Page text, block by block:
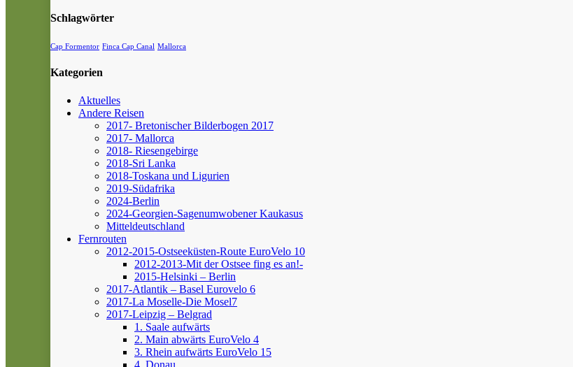
Schlagwörter
Cap Formentor Finca Cap Canal Mallorca
Kategorien
Aktuelles
Andere Reisen
2017- Bretonischer Bilderbogen 2017
2017- Mallorca
2018- Riesengebirge
2018-Sri Lanka
2018-Toskana und Ligurien
2019-Südafrika
2024-Berlin
2024-Georgien-Sagenumwobener Kaukasus
Mitteldeutschland
Fernrouten
2012-2015-Ostseeküsten-Route EuroVelo 10
2012-2013-Mit der Ostsee fing es an!-
2015-Helsinki – Berlin
2017-Atlantik – Basel Eurovelo 6
2017-La Moselle-Die Mosel7
2017-Leipzig – Belgrad
1. Saale aufwärts
2. Main abwärts EuroVelo 4
3. Rhein aufwärts EuroVelo 15
4. Donau